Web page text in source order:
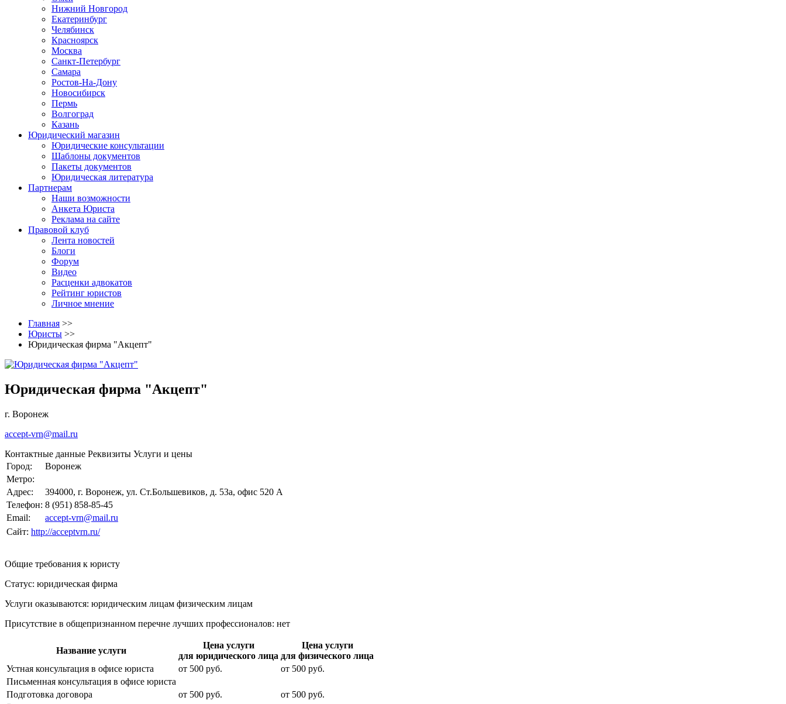
Нижний Новгород
Екатеринбург
Челябинск
Красноярск
Москва
Санкт-Петербург
Самара
Ростов-На-Дону
Новосибирск
Пермь
Волгоград
Казань
Юридический магазин
Юридические консультации
Шаблоны документов
Пакеты документов
Юридическая литература
Партнерам
Наши возможности
Анкета Юриста
Реклама на сайте
Правовой клуб
Лента новостей
Блоги
Форум
Видео
Расценки адвокатов
Рейтинг юристов
Личное мнение
Главная >>
Юристы >>
Юридическая фирма "Акцепт"
Юридическая фирма "Акцепт"
г. Воронеж
accept-vrn@mail.ru
Контактные данные Реквизиты Услуги и цены
Город:
Воронеж
Метро:
Адрес:
394000, г. Воронеж, ул. Ст.Большевиков, д. 53а, офис 520 А
Телефон: 8 (951) 858-85-45
Email:
accept-vrn@mail.ru
Сайт: http://acceptvrn.ru/
Общие требования к юристу
Статус: юридическая фирма
Услуги оказываются: юридическим лицам физическим лицам
Присутствие в общепризнанном перечне лучших профессионалов: нет
Название услуги
Цена услуги
для юридического лица
Цена услуги
для физического лица
Устная консультация в офисе юриста
от 500 руб. от 500 руб.
Письменная консультация в офисе юриста
Подготовка договора
от 500 руб. от 500 руб.